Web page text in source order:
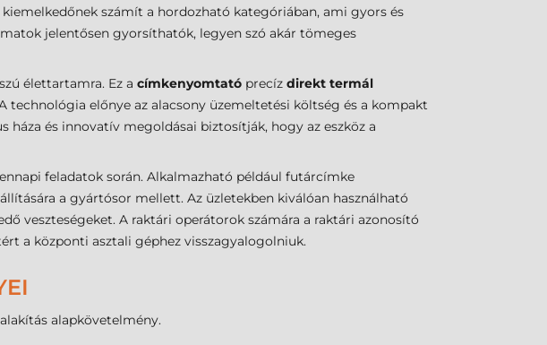
számít a hordozható kategóriában, ami gyors és
jelentősen gyorsíthatók, legyen szó akár tömeges
élettartamra. Ez a címkenyomtató precíz direkt termál
előnye az alacsony üzemeltetési költség és a kompakt
háza és innovatív megoldásai biztosítják, hogy az eszköz a
feladatok során. Alkalmazható például futárcímke
a gyártósor mellett. Az üzletekben kiválóan használható
veszteségeket. A raktári operátorok számára a raktári azonosító
a központi asztali géphez visszagyalogolniuk.
alapkövetelmény.